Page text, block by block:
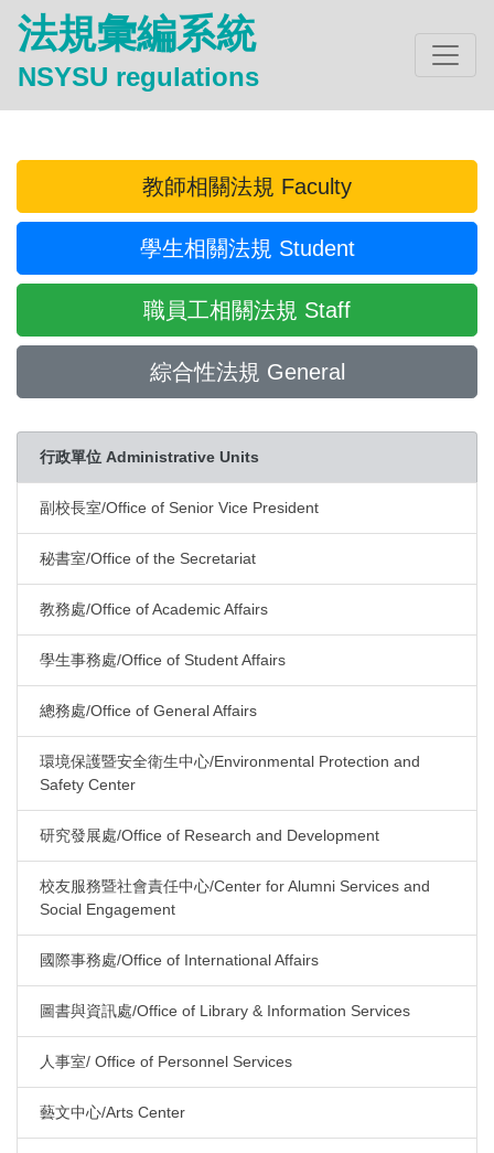
法規彙編系統
NSYSU regulations
教師相關法規 Faculty
學生相關法規 Student
職員工相關法規 Staff
綜合性法規 General
行政單位 Administrative Units
副校長室/Office of Senior Vice President
秘書室/Office of the Secretariat
教務處/Office of Academic Affairs
學生事務處/Office of Student Affairs
總務處/Office of General Affairs
環境保護暨安全衛生中心/Environmental Protection and
Safety Center
研究發展處/Office of Research and Development
校友服務暨社會責任中心/Center for Alumni Services and
Social Engagement
國際事務處/Office of International Affairs
圖書與資訊處/Office of Library & Information Services
人事室/ Office of Personnel Services
藝文中心/Arts Center